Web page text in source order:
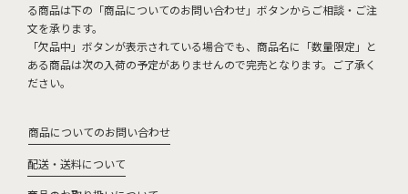
る商品は下の「商品についてのお問い合わせ」ボタンからご相談・ご注
文を承ります。
「欠品中」ボタンが表示されている場合でも、商品名に「数量限定」と
ある商品は次の入荷の予定がありませんので完売となります。ご了承く
ださい。
商品についてのお問い合わせ
配送・送料について